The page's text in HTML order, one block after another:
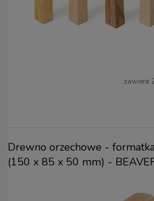
zawiera
Drewno orzechowe -
(150 x 85 x 50 mm) -